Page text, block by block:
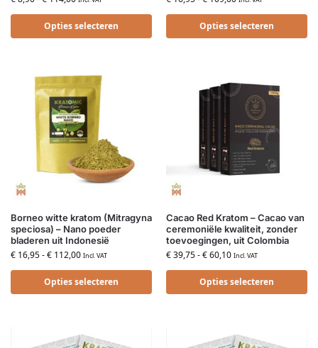
Opties selecteren Opties selecteren
Borneo witte kratom (Mitragyna
speciosa) – Nano poeder
bladeren uit Indonesië
€ 16,95-€ 112,00 Incl. VAT
Opties selecteren
Cacao Red Kratom – Cacao van
ceremoniële kwaliteit, zonder
toevoegingen, uit Colombia
€39,75-€60,10 Incl. VAT
Opties selecteren